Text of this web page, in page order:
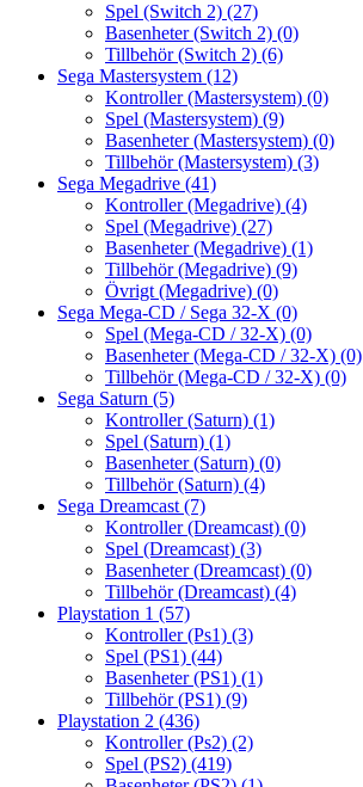
Spel (Switch 2) (27)
Basenheter (Switch 2) (0)
Tillbehör (Switch 2) (6)
Sega Mastersystem (12)
Kontroller (Mastersystem) (0)
Spel (Mastersystem) (9)
Basenheter (Mastersystem) (0)
Tillbehör (Mastersystem) (3)
Sega Megadrive (41)
Kontroller (Megadrive) (4)
Spel (Megadrive) (27)
Basenheter (Megadrive) (1)
Tillbehör (Megadrive) (9)
Övrigt (Megadrive) (0)
Sega Mega-CD / Sega 32-X (0)
Spel (Mega-CD / 32-X) (0)
Basenheter (Mega-CD / 32-X) (0)
Tillbehör (Mega-CD / 32-X) (0)
Sega Saturn (5)
Kontroller (Saturn) (1)
Spel (Saturn) (1)
Basenheter (Saturn) (0)
Tillbehör (Saturn) (4)
Sega Dreamcast (7)
Kontroller (Dreamcast) (0)
Spel (Dreamcast) (3)
Basenheter (Dreamcast) (0)
Tillbehör (Dreamcast) (4)
Playstation 1 (57)
Kontroller (Ps1) (3)
Spel (PS1) (44)
Basenheter (PS1) (1)
Tillbehör (PS1) (9)
Playstation 2 (436)
Kontroller (Ps2) (2)
Spel (PS2) (419)